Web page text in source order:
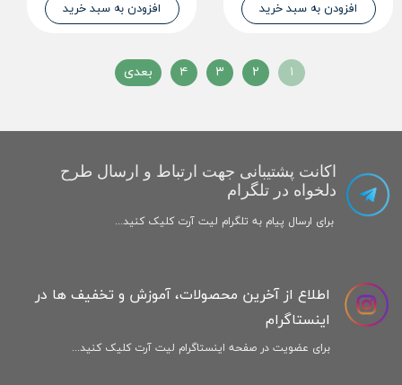
افزودن به سبد خرید افزودن به سبد خرید
۱ ۲ ۳ ۴ بعدی
اکانت پشتیبانی جهت ارتباط و ارسال طرح
دلخواه در تلگرام
برای ارسال پیام به تلگرام لیت آرت کلیک کنید...
اطلاع از آخرین محصولات، آموزش و تخفیف ها در
اینستاگرام
برای عضویت در صفحه اینستاگرام لیت آرت کلیک کنید...